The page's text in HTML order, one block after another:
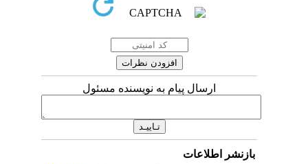
ارسال پیام به نویسنده مسئول
بازنشر اطلاعات